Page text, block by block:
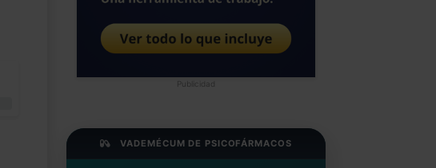
Publicidad
VADEMÉCUM DE PSICOFÁRMACOS